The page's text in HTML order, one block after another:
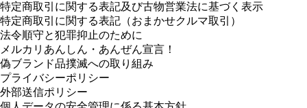
特定商取引に関する表記及び古物営業法に基づく表示
特定商取引に関する表記（おまかせクルマ取引）
法令順守と犯罪抑止のために
メルカリあんしん・あんぜん宣言！
偽ブランド品撲滅への取り組み
プライバシーポリシー
外部送信ポリシー